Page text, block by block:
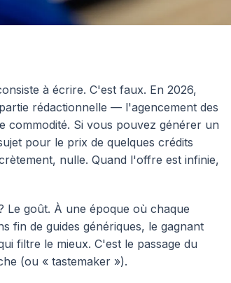
à écrire. C'est faux. En 2026,
rédactionnelle — l'agencement des
commodité. Si vous pouvez générer un
pour le prix de quelques crédits
nulle. Quand l'offre est infinie,
goût. À une époque où chaque
fin de guides génériques, le gagnant
filtre le mieux. C'est le passage du
(ou « tastemaker »).